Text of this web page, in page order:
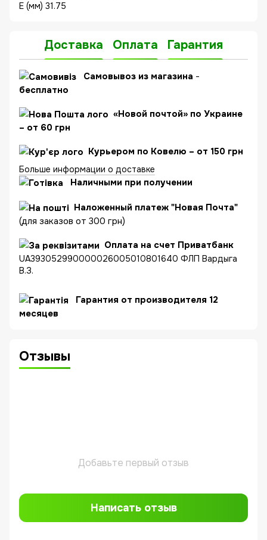
E (мм) 31.75
Доставка Оплата Гарантия
Cамовывоз из магазина -
бесплатно
«Новой почтой» по Украине
– от 60 грн
Курьером по Ковелю – от 150 грн
Больше информации о доставке
Наличными при получении
Наложенный платеж "Новая Почта"
(для заказов от 300 грн)
Оплата на счет Приватбанк
UA393052990000026005010801640 ФЛП Вардыга
В.З.
Гарантия от производителя 12
месяцев
Отзывы
Добавьте первый отзыв
Написать отзыв